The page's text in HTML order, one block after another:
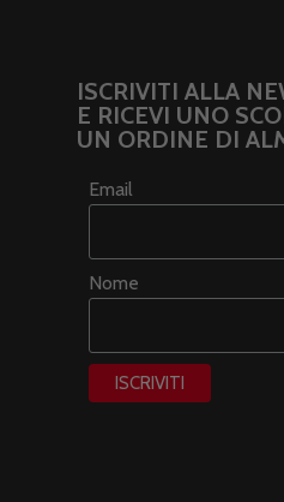
ISCRIVITI ALLA
E RICEVI UNO
UN ORDINE DI
Email
Nome